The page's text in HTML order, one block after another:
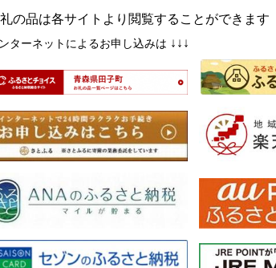
の品は各サイトより閲覧することができます
ターネットによるお申し込みは ↓↓↓